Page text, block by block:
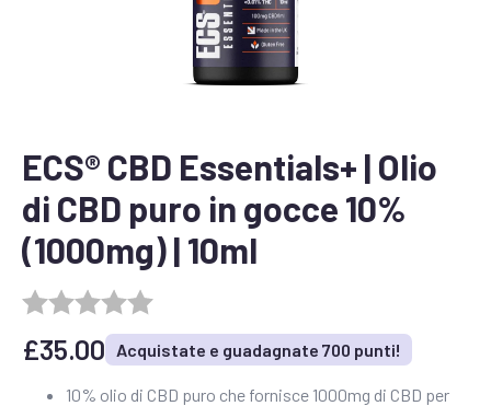
ECS® CBD Essentials+ | Olio
di CBD puro in gocce 10%
(1000mg) | 10ml
£35.00 Acquistate e guadagnate 700 punti!
10% olio di CBD puro che fornisce 1000mg di CBD per